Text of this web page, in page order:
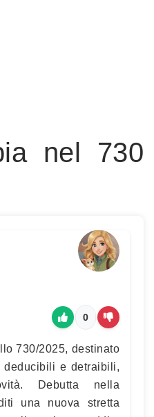
nel 730
0
730/2025, destinato
e detraibili,
Debutta nella
una nuova stretta